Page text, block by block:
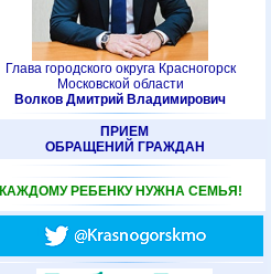
Глава городского округа Красногорск
Московской области
Волков Дмитрий Владимирович
ПРИЕМ
ОБРАЩЕНИЙ ГРАЖДАН
КАЖДОМУ РЕБЕНКУ НУЖНА СЕМЬЯ!